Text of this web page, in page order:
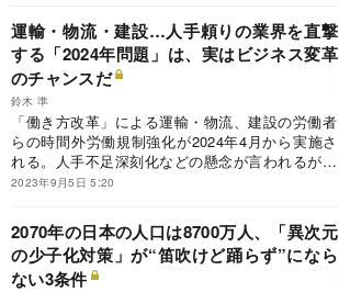
だが、今必要なのは供給力の強化だ。
運輸・物流・建設…人手頼りの業界を直撃
する「2024年問題」は、実はビジネス変革
のチャンスだ
鈴木 準
「働き方改革」による運輸・物流、建設の労働者
らの時間外労働規制強化が2024年4月から実施さ
れる。人手不足深刻化などの懸念が言われるが、
日本は生産性を上げることで労働時間短縮を実現
機になるはずだ。
2023年9月5日 5:20
2070年の日本の人口は8700万人、「異次元
の少子化対策」が“笛吹けど踊らず”になら
ない3条件